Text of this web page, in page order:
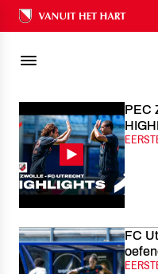
Ons nalatenschap
FC UTRECHT NIEUWS
PEC
FC